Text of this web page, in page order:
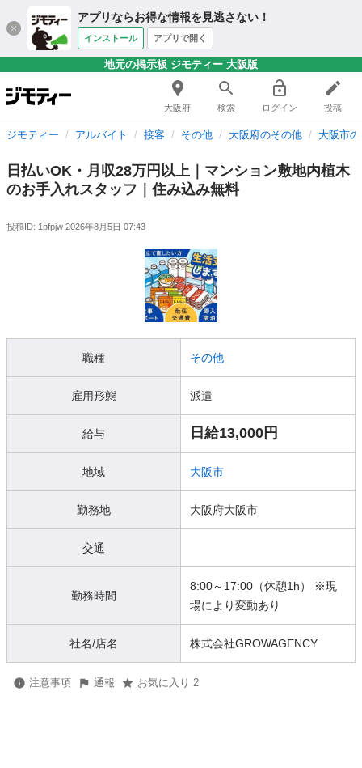
アプリならお得な情報を見逃さない！
インストール アプリで開く
地元の掲示板 ジモティー 大阪版
大阪府 検索 ログイン 投稿
ジモティー アルバイト 接客 その他 大阪府のその他 大阪市
日払いOK・月収28万円以上｜マンション敷地内植木
のお手入れスタッフ｜住み込み無料
投稿ID: 1pfpjw 2026年8月5日 07:43
職種 その他
雇用形態 派遣
給与 日給13,000円
地域 大阪市
勤務地 大阪府大阪市
交通
勤務時間
8:00～17:00（休憩1h） ※現
場により変動あり
社名/店名 株式会社GROWAGENCY
注意事項 通報 お気に入り 2